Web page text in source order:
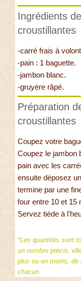
Ingrédients
croustillantes
-carré frais à
-pain : 1 baguette.
-jambon blanc.
-gruyère râpé.
Préparation
croustillantes
Coupez votre
Coupez le jambon
pain avec les
ensuite déposez
termine par une
four entre 10 et 15
Servez tiède à
*Les quantités sont
un nombre précis,
plus ou en moins,
chacun.